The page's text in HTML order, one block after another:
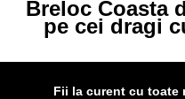
Breloc Coasta
pe cei dragi
Fii la curent cu toate